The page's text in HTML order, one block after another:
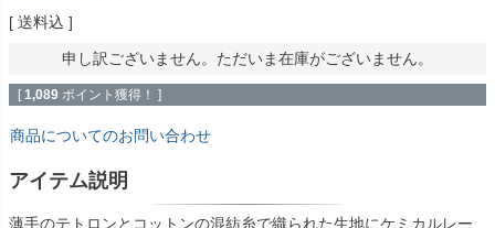
送料込
申し訳ございません。ただいま在庫がございません。
[ 1,089 ポイント獲得！ ]
商品についてのお問い合わせ
アイテム説明
薄手のテトロンとコットンの混紡糸で織られた生地にケミカルレー